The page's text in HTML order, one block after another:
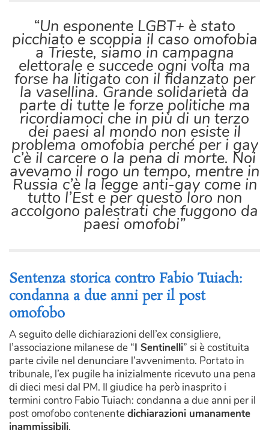
“Un esponente LGBT+ è stato
picchiato e scoppia il caso omofobia
a Trieste, siamo in campagna
elettorale e succede ogni volta ma
forse ha litigato con il fidanzato per
la vasellina. Grande solidarietà da
parte di tutte le forze politiche ma
ricordiamoci che in più di un terzo
dei paesi al mondo non esiste il
problema omofobia perché per i gay
c’è il carcere o la pena di morte. Noi
avevamo il rogo un tempo, mentre in
Russia c’è la legge anti-gay come in
tutto l’Est e per questo loro non
accolgono palestrati che fuggono da
paesi omofobi”
Sentenza storica contro Fabio Tuiach:
condanna a due anni per il post
omofobo
A seguito delle dichiarazioni dell’ex consigliere,
l’associazione milanese de “I Sentinelli” si è costituita
parte civile nel denunciare l’avvenimento. Portato in
tribunale, l’ex pugile ha inizialmente ricevuto una pena
di dieci mesi dal PM. Il giudice ha però inasprito i
termini contro Fabio Tuiach: condanna a due anni per il
post omofobo contenentedichiarazioni umanamente
inammissibili.